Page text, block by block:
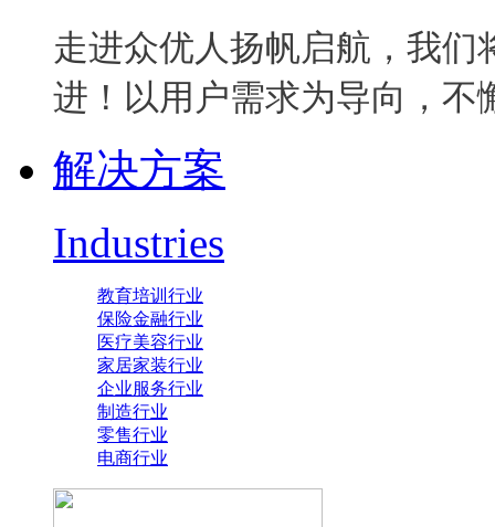
走进众优人扬帆启航，我
进！以用户需求为导向，不
解决方案
Industries
教育培训行业
保险金融行业
医疗美容行业
家居家装行业
企业服务行业
制造行业
零售行业
电商行业